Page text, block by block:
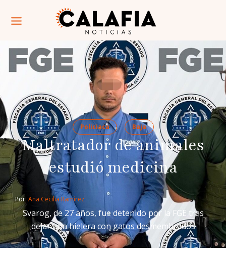
Policiaca Baja
Maltratador de animales
estudió medicina
Por: Ana Cecilia Ramírez
Svarog, de 27 años, fue detenido por la FGE tras
dejar una hielera con gatos desmembrados